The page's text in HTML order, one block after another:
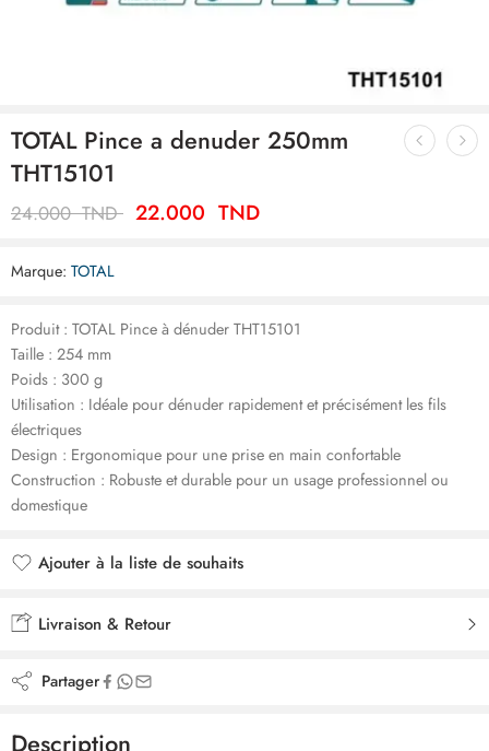
TOTAL Pince a denuder 250mm
THT15101
24.000TND 22.000 TND
Marque: TOTAL
Produit : TOTAL Pince à dénuder THT15101
Taille : 254 mm
Poids : 300 g
Utilisation : Idéale pour dénuder rapidement et précisément les fils
électriques
Design : Ergonomique pour une prise en main confortable
Construction : Robuste et durable pour un usage professionnel ou
domestique
Ajouter à la liste de souhaits
Livraison & Retour
Partager
Description